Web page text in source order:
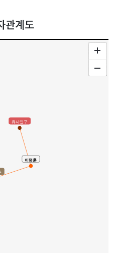
관계도
이명훈
유사연구